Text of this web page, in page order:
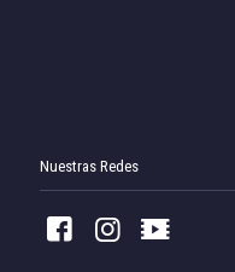
Nuestras Redes